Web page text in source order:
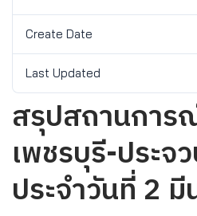
Create Date
Last Updated
สรุปสถานการ
เพชรบุรี-ประจ
ประจำวันที่ 2